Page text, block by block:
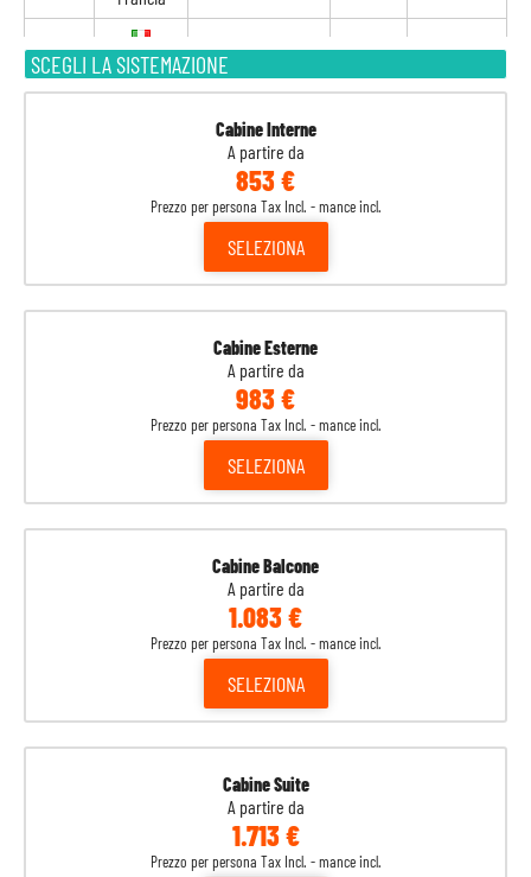
SCEGLI LA SISTEMAZIONE
Cabine Interne
A partire da
853 €
Prezzo per persona Tax Incl. - mance incl.
SELEZIONA
Cabine Esterne
A partire da
983 €
Prezzo per persona Tax Incl. - mance incl.
SELEZIONA
Cabine Balcone
A partire da
1.083 €
Prezzo per persona Tax Incl. - mance incl.
SELEZIONA
Cabine Suite
A partire da
1.713 €
Prezzo per persona Tax Incl. - mance incl.
6
Italia
Genova 08:00 18:00
Civitavecchia
Messina